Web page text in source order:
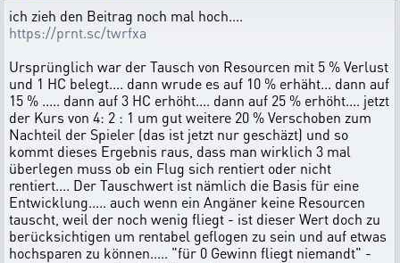
ich zieh den Beitrag noch mal hoch....
https://prnt.sc/twrfxa
Ursprünglich war der Tausch von Resourcen mit 5 % Verlust
und 1 HC belegt.... dann wrude es auf 10 % erhäht... dann auf
15 % ..... dann auf 3 HC erhöht.... dann auf 25 % erhöht.... jetzt
der Kurs von 4: 2 : 1 um gut weitere 20 % Verschoben zum
Nachteil der Spieler (das ist jetzt nur geschäzt) und so
kommt dieses Ergebnis raus, dass man wirklich 3 mal
überlegen muss ob ein Flug sich rentiert oder nicht
rentiert.... Der Tauschwert ist nämlich die Basis für eine
Entwicklung..... auch wenn ein Angäner keine Resourcen
tauscht, weil der noch wenig fliegt - ist dieser Wert doch zu
berücksichtigen um rentabel geflogen zu sein und auf etwas
hochsparen zu können..... "für 0 Gewinn fliegt niemandt" -